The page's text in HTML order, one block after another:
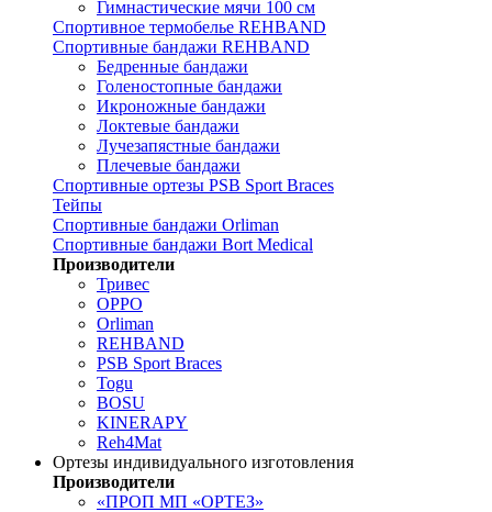
Гимнастические мячи 100 см
Спортивное термобелье REHBAND
Спортивные бандажи REHBAND
Бедренные бандажи
Голеностопные бандажи
Икроножные бандажи
Локтевые бандажи
Лучезапястные бандажи
Плечевые бандажи
Спортивные ортезы PSB Sport Braces
Тейпы
Спортивные бандажи Orliman
Спортивные бандажи Bort Medical
Производители
Тривес
OPPO
Orliman
REHBAND
PSB Sport Braces
Togu
BOSU
KINERAPY
Reh4Mat
Ортезы индивидуального изготовления
Производители
«ПРОП МП «ОРТЕЗ»